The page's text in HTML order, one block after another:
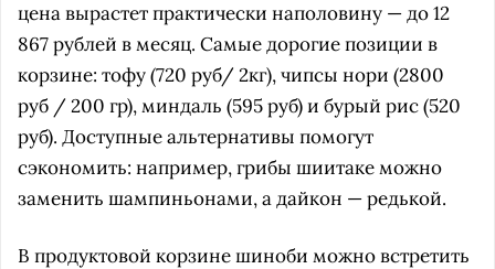
цена вырастет практически наполовину — до 12
867 рублей в месяц. Самые дорогие позиции в
корзине: тофу (720 руб/ 2кг), чипсы нори (2800
руб / 200 гр), миндаль (595 руб) и бурый рис (520
руб). Доступные альтернативы помогут
сэкономить: например, грибы шиитаке можно
заменить шампиньонами, а дайкон — редькой.
В продуктовой корзине шиноби можно встретить